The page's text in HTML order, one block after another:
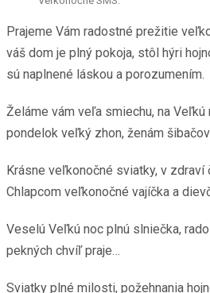
Prajeme Vám radostné prežitie
váš dom je plný pokoja, stôl hýri
sú naplnené láskou a porozumením.
Želáme vám veľa smiechu, na Veľkú
pondelok veľký zhon, ženám
Krásne veľkonočné sviatky, v zdraví
Chlapcom veľkonočné vajíčka a
Veselú Veľkú noc plnú slniečka,
pekných chvíľ praje…
Sviatky plné milosti, požehnania